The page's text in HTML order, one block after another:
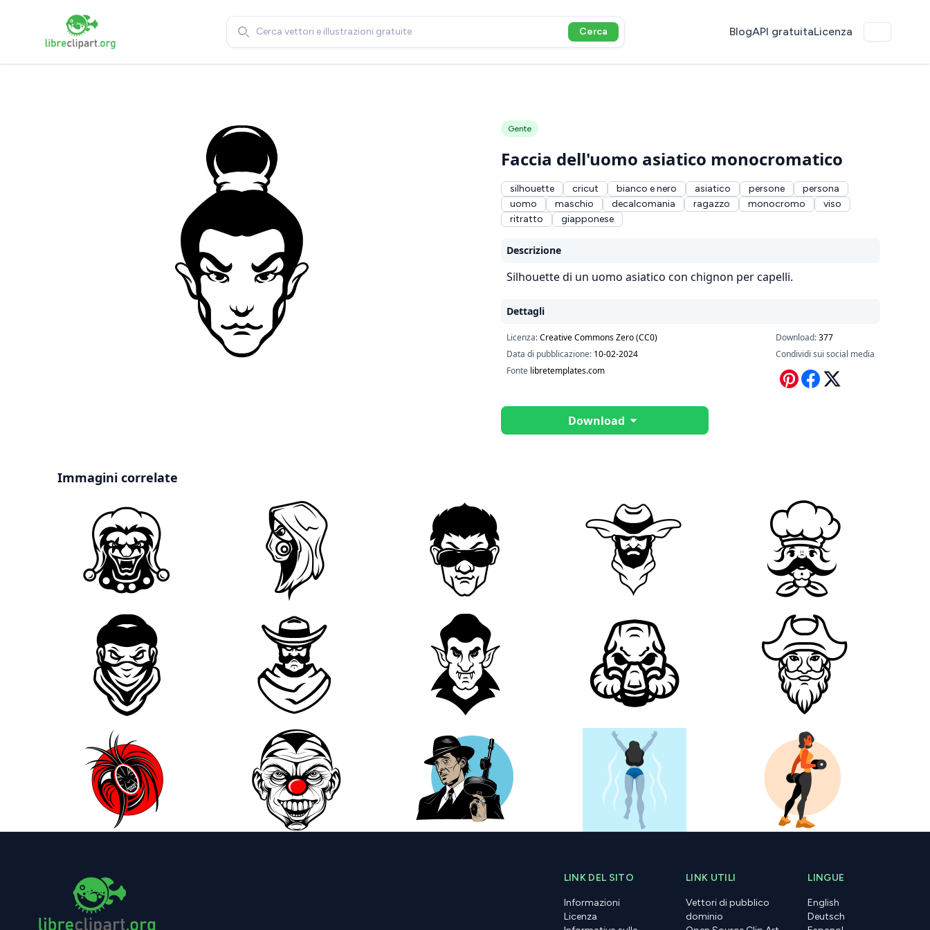
Search
Cerca
BlogAPI gratuitaLicenza
Gente
Faccia dell'uomo asiatico monocromatico
silhouette cricut bianco e nero asiatico persone
persona
uomo
maschio decalcomania ragazzo monocromo
viso
ritratto
giapponese
Descrizione
Silhouette di un uomo asiatico con chignon per capelli.
Dettagli
Licenza:Creative Commons Zero (CC0)
Data di pubblicazione: 10-02-2024
Fonte libretemplates.com
Download:377
Condividi sui social media
Download
Immagini correlate
LINK DEL SITO
Informazioni
Licenza
LINK UTILI
Vettori di pubblico
dominio
LINGUE
English
Deutsch